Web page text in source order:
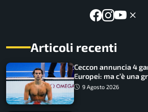
Articoli recenti
Ceccon annuncia 4
Europei: ma c’è una
9 Agosto 2026